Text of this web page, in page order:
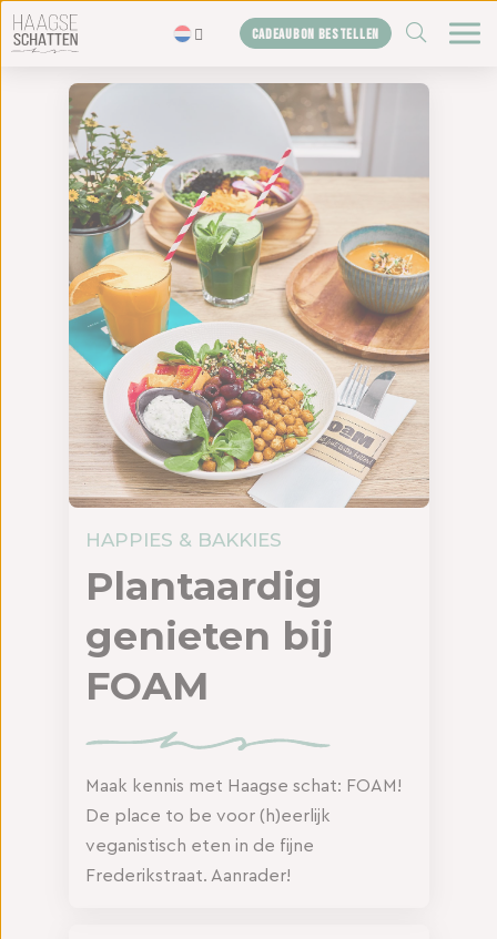
Home
De schatten
Blogs
Cadeaubon
Shop
Over ons
Het bureau
Contact
CADEAUBON BESTELLEN ZOEKEN
HAPPIES & BAKKIES
Plantaardig
genieten bij
FOAM
Maak kennis met Haagse schat: FOAM!
De place to be voor (h)eerlijk
veganistisch eten in de fijne
Frederikstraat. Aanrader!